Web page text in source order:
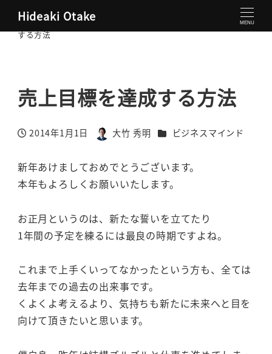
Hideaki Otake MENU
大竹秀明 公式サイト
売上目標を達成
する方法
売上目標を達成する方法
投稿日
2014年1月1日
著
大竹 秀明 カテゴリー
ビジネスマインド
新年あけましておめでとうございます。
本年もよろしくお願いいたします。
お正月というのは、新たな誓いを立てたり
1年間の予定を練るには最良の時期ですよね。
これまで上手くいってなかったという方も、全ては
去年までの過去の出来事です。
くよくよ考えるより、気持ちも新たに未来へと目を
向けて頂きたいと思います。